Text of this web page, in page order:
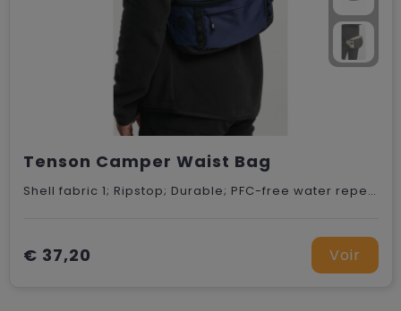
Tenson Camper Waist Bag
Shell fabric 1; Ripstop; Durable; PFC-free water repellent finish; 100% Recycled Polyester ;Shell fabric 2; Reinforcement, Durable, PFC-free water repellent finish; 100% Recycled Polyester ;Lining; 100% Recycled Polyester
€ 37,20 Voir